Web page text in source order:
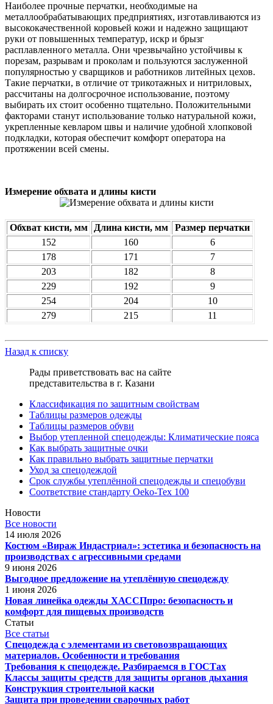
Наиболее прочные перчатки, необходимые на
металлообрабатывающих предприятиях, изготавливаются из
высококачественной коровьей кожи и надежно защищают
руки от повышенных температур, искр и брызг
расплавленного металла. Они чрезвычайно устойчивы к
порезам, разрывам и проколам и пользуются заслуженной
популярностью у сварщиков и работников литейных цехов.
Такие перчатки, в отличие от трикотажных и нитриловых,
рассчитаны на долгосрочное использование, поэтому
выбирать их стоит особенно тщательно. Положительными
факторами станут использование только натуральной кожи,
укрепленные кевларом швы и наличие удобной хлопковой
подкладки, которая обеспечит комфорт оператора на
протяжении всей смены.
Измерение обхвата и длины кисти
Обхват кисти, мм Длина кисти, мм
Размер перчатки
152
160
6
178
171
7
203
182
8
229
192
9
254
204
10
279
215 11
Назад к списку
Рады приветствовать вас на сайте
представительства в г. Казани
Классификация по защитным свойствам
Таблицы размеров одежды
Таблицы размеров обуви
Выбор утепленной спецодежды: Климатические пояса
Как выбрать защитные очки
Как правильно выбрать защитные перчатки
Уход за спецодеждой
Срок службы утеплённой спецодежды и спецобуви
Соответствие стандарту Oeko-Tex 100
Новости
Все новости
14 июля 2026
Костюм «Вираж Индастриал»: эстетика и безопасность на
производствах с агрессивными средами
9 июня 2026
Выгодное предложение на утеплённую спецодежду
1 июня 2026
Новая линейка одежды ХАССПпро: безопасность и
комфорт для пищевых производств
Статьи
Все статьи
Спецодежда с элементами из световозвращающих
материалов. Особенности и требования
Требования к спецодежде. Разбираемся в ГОСТах
Классы защиты средств для защиты органов дыхания
Конструкция строительной каски
Защита при проведении сварочных работ